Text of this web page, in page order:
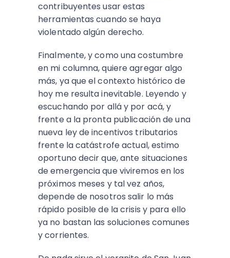
contribuyentes usar estas
herramientas cuando se haya
violentado algún derecho.
Finalmente, y como una costumbre
en mi columna, quiere agregar algo
más, ya que el contexto histórico de
hoy me resulta inevitable. Leyendo y
escuchando por allá y por acá, y
frente a la pronta publicación de una
nueva ley de incentivos tributarios
frente la catástrofe actual, estimo
oportuno decir que, ante situaciones
de emergencia que viviremos en los
próximos meses y tal vez años,
depende de nosotros salir lo más
rápido posible de la crisis y para ello
ya no bastan las soluciones comunes
y corrientes.